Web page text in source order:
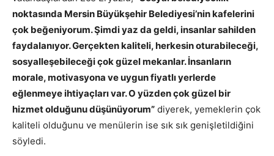
noktasında Mersin Büyükşehir Belediyesi’nin kafelerini
çok beğeniyorum. Şimdi yaz da geldi, insanlar sahilden
faydalanıyor. Gerçekten kaliteli, herkesin oturabileceği,
sosyalleşebileceği çok güzel mekanlar. İnsanların
morale, motivasyona ve uygun fiyatlı yerlerde
eğlenmeye ihtiyaçları var. O yüzden çok güzel bir
hizmet olduğunu düşünüyorum” diyerek, yemeklerin çok
kaliteli olduğunu ve menülerin ise sık sık genişletildiğini
söyledi.